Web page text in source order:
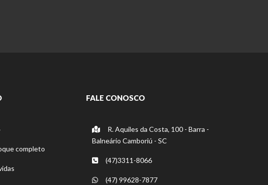
completo
FALE CONOSCO
R. Aquiles da Costa, 100 - Barra -
Balneário Camboriú - SC
(47)3311-8066
(47) 99628-7877